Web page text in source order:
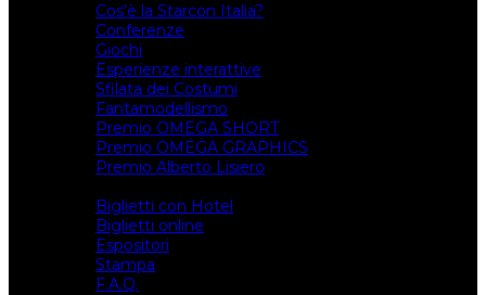
Cos’è la Starcon Italia?
Conferenze
Giochi
Esperienze interattive
Sfilata dei Costumi
Fantamodellismo
Premio OMEGA SHORT
Premio OMEGA GRAPHICS
Premio Alberto Lisiero
Biglietti con Hotel
Biglietti online
Espositori
Stampa
F.A.Q.